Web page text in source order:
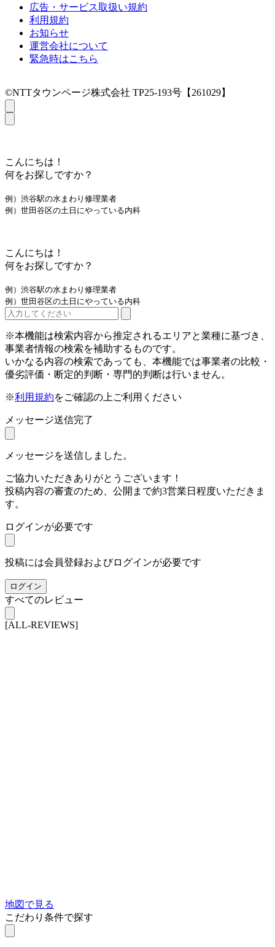
広告・サービス取扱い規約
利用規約
お知らせ
運営会社について
緊急時はこちら
©NTTタウンページ株式会社 TP25-193号【261029】
こんにちは！
何をお探しですか？
例）渋谷駅の水まわり修理業者
例）世田谷区の土日にやっている内科
こんにちは！
何をお探しですか？
例）渋谷駅の水まわり修理業者
例）世田谷区の土日にやっている内科
※本機能は検索内容から推定されるエリアと業種に基づき、
事業者情報の検索を補助するものです。
いかなる内容の検索であっても、本機能では事業者の比較・
優劣評価・断定的判断・専門的判断は行いません。
※利用規約をご確認の上ご利用ください
メッセージ送信完了
メッセージを送信しました。
ご協力いただきありがとうございます！
投稿内容の審査のため、公開まで約3営業日程度いただきま
す。
ログインが必要です
投稿には会員登録およびログインが必要です
ログイン
すべてのレビュー
[ALL-REVIEWS]
地図で見る
こだわり条件で探す